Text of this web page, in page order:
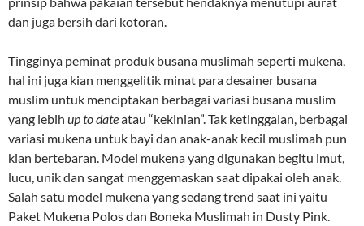
dan juga bersih dari kotoran.
Tingginya peminat produk busana muslimah seperti mukena,
hal ini juga kian menggelitik minat para desainer busana
muslim untuk menciptakan berbagai variasi busana muslim
yang lebih up to dateatau “kekinian”. Tak ketinggalan, berbagai
variasi mukena untuk bayi dan anak-anak kecil muslimah pun
kian bertebaran. Model mukena yang digunakan begitu imut,
lucu, unik dan sangat menggemaskan saat dipakai oleh anak.
Salah satu model mukena yang sedang trend saat ini yaitu
Paket Mukena Polos dan Boneka Muslimah in Dusty Pink.